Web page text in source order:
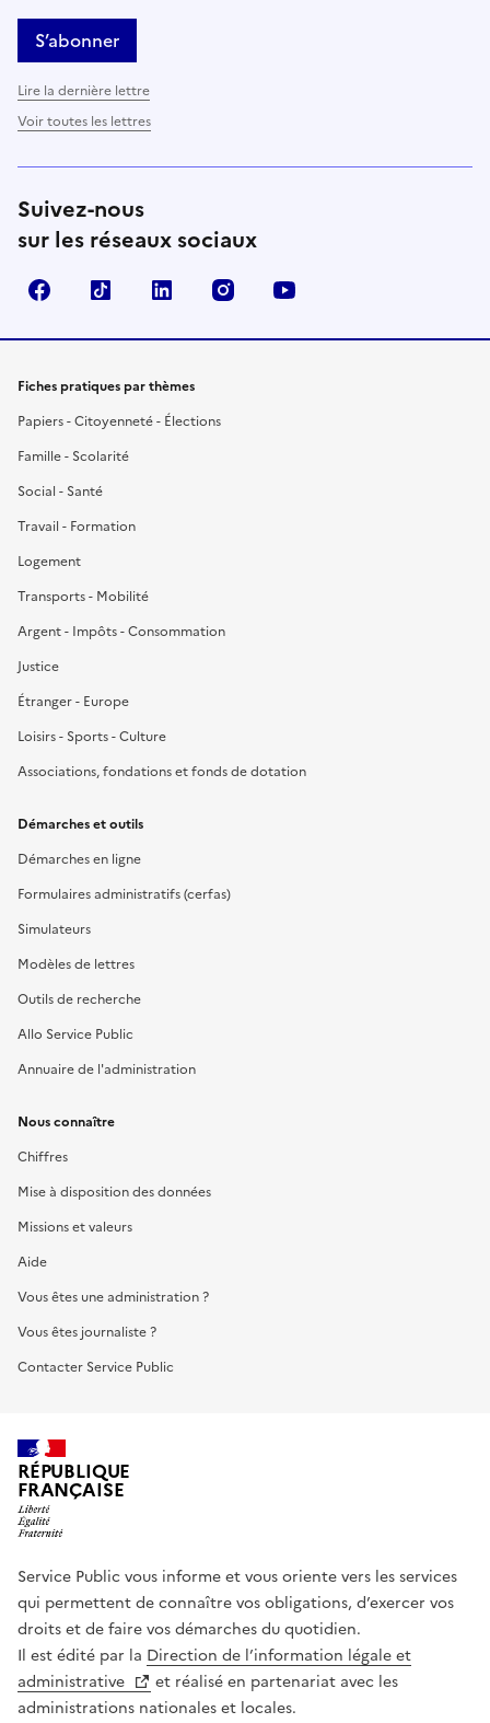
S’abonner
Lire la dernière lettre
Voir toutes les lettres
Suivez-nous
sur les réseaux sociaux
FacebookTikTok LinkedIn Instagram
Fiches pratiques par thèmes
Papiers - Citoyenneté - Élections
Famille - Scolarité
Social - Santé
Travail - Formation
Logement
Transports - Mobilité
Argent - Impôts - Consommation
Justice
Étranger - Europe
Loisirs - Sports - Culture
Associations, fondations et fonds de dotation
Démarches et outils
Démarches en ligne
Formulaires administratifs (cerfas)
Simulateurs
Modèles de lettres
Outils de recherche
Allo Service Public
Annuaire de l'administration
Nous connaître
Chiffres
Mise à disposition des données
Missions et valeurs
Aide
Vous êtes une administration ?
Vous êtes journaliste ?
Contacter Service Public
RÉPUBLIQUE
FRANÇAISE
Service Public vous informe et vous oriente vers les services
qui permettent de connaître vos obligations, d’exercer vos
droits et de faire vos démarches du quotidien.
Il est édité par la Direction de l’information légale et
administrative
et réalisé en partenariat avec les
administrations nationales et locales.